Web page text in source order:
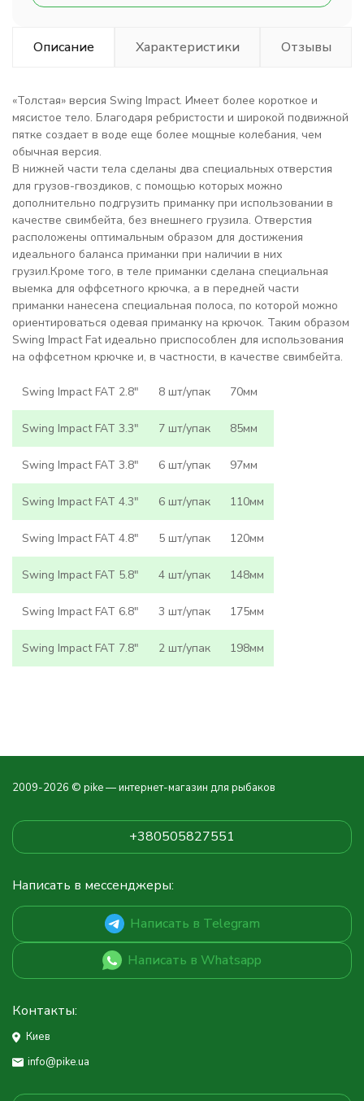
Описание Характеристики Отзывы
«Толстая» версия Swing Impact. Имеет более короткое и
мясистое тело. Благодаря ребристости и широкой подвижной
пятке создает в воде еще более мощные колебания, чем
обычная версия.
В нижней части тела сделаны два специальных отверстия
для грузов-гвоздиков, с помощью которых можно
дополнительно подгрузить приманку при использовании в
качестве свимбейта, без внешнего грузила. Отверстия
расположены оптимальным образом для достижения
идеального баланса приманки при наличии в них
грузил.Кроме того, в теле приманки сделана специальная
выемка для оффсетного крючка, а в передней части
приманки нанесена специальная полоса, по которой можно
ориентироваться одевая приманку на крючок. Таким образом
Swing Impact Fat идеально приспособлен для использования
на оффсетном крючке и, в частности, в качестве свимбейта.
Swing Impact FAT 2.8" 8 шт/упак 70мм
Swing Impact FAT 3.3" 7 шт/упак 85мм
Swing Impact FAT 3.8" 6 шт/упак 97мм
Swing Impact FAT 4.3" 6 шт/упак 110мм
Swing Impact FAT 4.8" 5 шт/упак 120мм
Swing Impact FAT 5.8" 4 шт/упак 148мм
Swing Impact FAT 6.8" 3 шт/упак 175мм
Swing Impact FAT 7.8" 2 шт/упак 198мм
2009-2026 © pike — интернет-магазин для рыбаков
+380505827551
Написать в мессенджеры:
Написать в Telegram
Написать в Whatsapp
Контакты:
Киев
info@pike.ua